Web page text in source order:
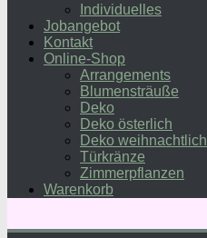
Individuelles
Jobangebot
Kontakt
Online-Shop
Arrangements
Blumensträuße
Deko
Deko österlich
Deko weihnachtlich
Türkränze
Zimmerpflanzen
Warenkorb